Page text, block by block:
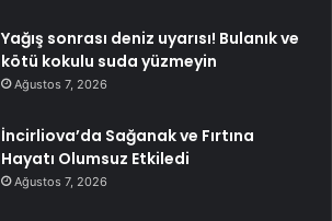
Yağış sonrası deniz uyarısı! Bulanık ve
kötü kokulu suda yüzmeyin
Ağustos 7, 2026
İncirliova’da Sağanak ve Fırtına
Hayatı Olumsuz Etkiledi
Ağustos 7, 2026